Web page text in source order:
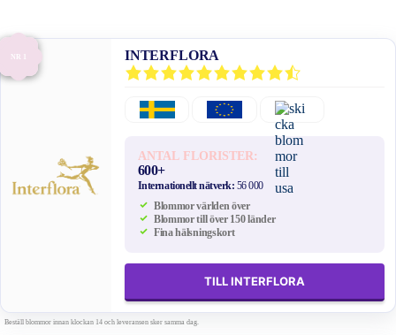
NR 1 INTERFLORA
ANTAL FLORISTER:
600+
Internationellt nätverk: 56 000
Blommor världen över
Blommor till över 150 länder
Fina hälsningskort
TILL INTERFLORA
Beställ blommor innan klockan 14 och leveransen sker samma dag.